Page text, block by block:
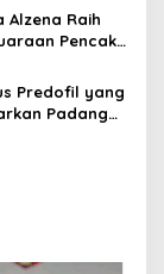
DS
Alzena Raih
Pencak
Predofil yang
Padang